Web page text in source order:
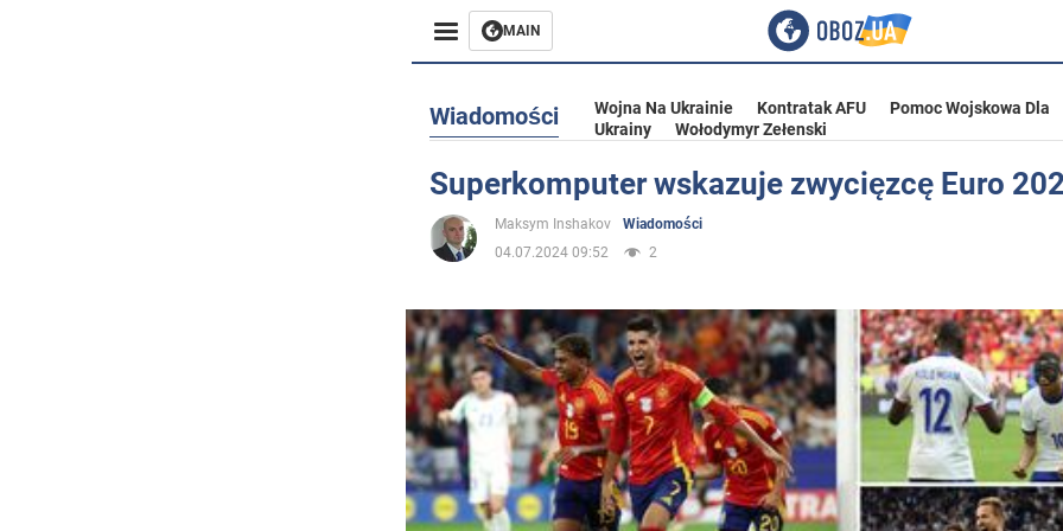
MAIN
Rozrywka
Polityka
Społeczeństwo
Wojna na Ukrainie
Świat
Wiadomości Wojna Na Ukrainie Kontratak AFU
Pomoc Wojskowa Dla
Ukrainy
Wołodymyr Zełenski
Superkomputer wskazuje zwycięzcę Euro
Maksym Inshakov
Wiadomości
04.07.2024 09:52
2